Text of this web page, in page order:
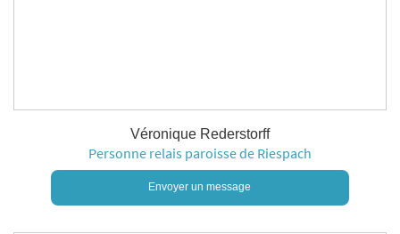
Véronique Rederstorff
Personne relais paroisse de Riespach
Envoyer un message